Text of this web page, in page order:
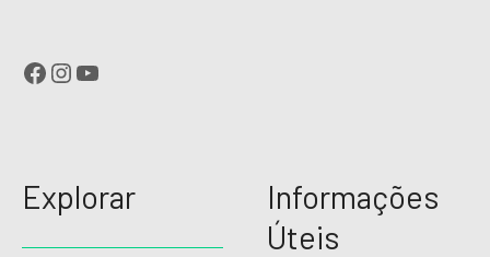
Facebook Instagram YouTube
Explorar
Informações
Úteis